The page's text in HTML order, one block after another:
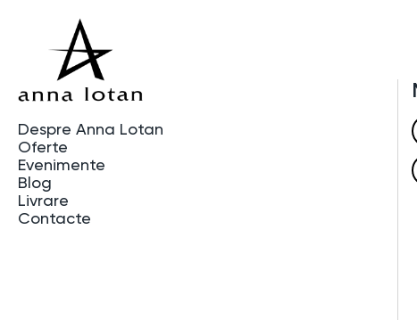
Despre Anna Lotan
Oferte
Evenimente
Blog
Livrare
Contacte